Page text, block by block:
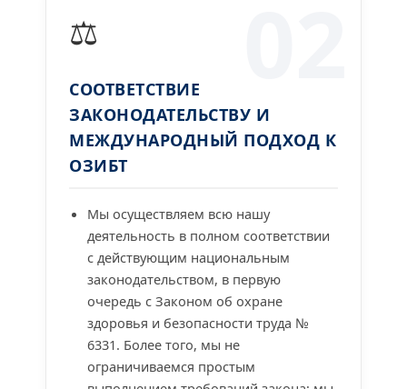
⚖️
СООТВЕТСТВИЕ
ЗАКОНОДАТЕЛЬСТВУ И
МЕЖДУНАРОДНЫЙ ПОДХОД К
ОЗИБТ
Мы осуществляем всю нашу
деятельность в полном соответствии
с действующим национальным
законодательством, в первую
очередь с Законом об охране
здоровья и безопасности труда №
6331. Более того, мы не
ограничиваемся простым